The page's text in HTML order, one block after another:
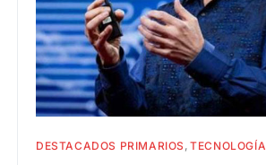
DESTACADOS PRIMARIOS TECNOLOGÍA